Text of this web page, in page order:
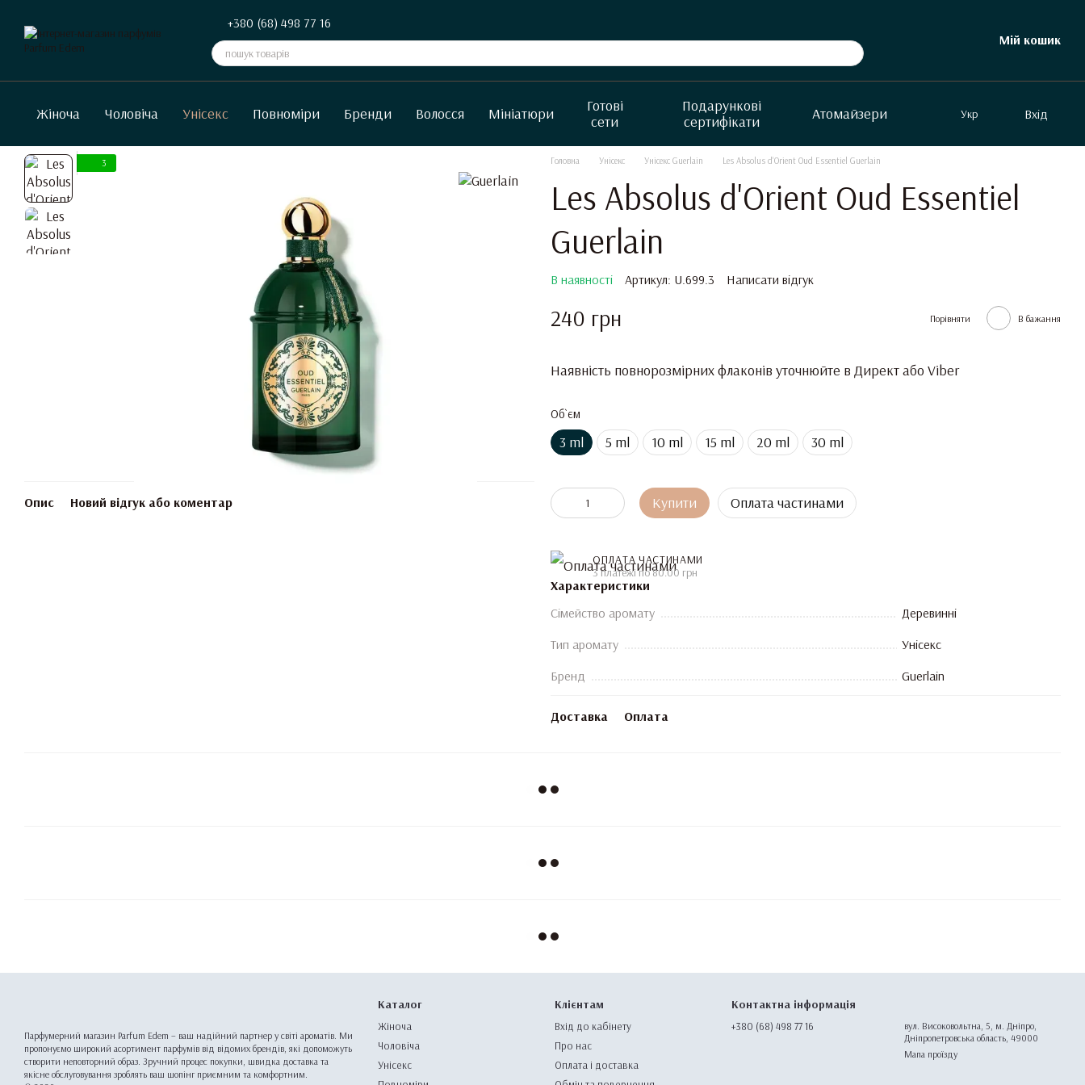
+380 (68) 498 77 16
Мій кошик
Жіноча Чоловіча Унісекс Повноміри Бренди Волосся Мініатюри
Готові
сети
Подарункові
сертифікати
Aтомайзери Укр Вхід
3
Опис Новий відгук або коментар
Головна Унісекс Унісекс Guerlain Les Absolus d'Orient Oud Essentiel Guerlain
Les Absolus d'Orient Oud Essentiel
Guerlain
В наявності Артикул: U.699.3 Написати відгук
240 грн Порівняти В бажання
Наявність повнорозмірних флаконів уточнюйте в Директ або Viber
Об`єм
3 ml 5 ml 10 ml 15 ml 20 ml 30 ml
Купити Оплата частинами
ОПЛАТА ЧАСТИНАМИ
3 платежі по 80.00 грн
Характеристики
Сімейство аромату
Деревинні
Тип аромату
Унісекс
Бренд
Guerlain
Доставка Оплата
Парфумерний магазин Parfum Edem – ваш надійний партнер у світі ароматів. Ми
пропонуємо широкий асортимент парфумів від відомих брендів, які допоможуть
створити неповторний образ. Зручний процес покупки, швидка доставка та
якісне обслуговування зроблять ваш шопінг приємним та комфортним.
Каталог
Жіноча
Чоловіча
Унісекс
Клієнтам
Вхід до кабінету
Про нас
Оплата і доставка
Контактна інформація
+380 (68) 498 77 16
вул. Високовольтна, 5, м. Дніпро,
Дніпропетровська область, 49000
Мапа проїзду